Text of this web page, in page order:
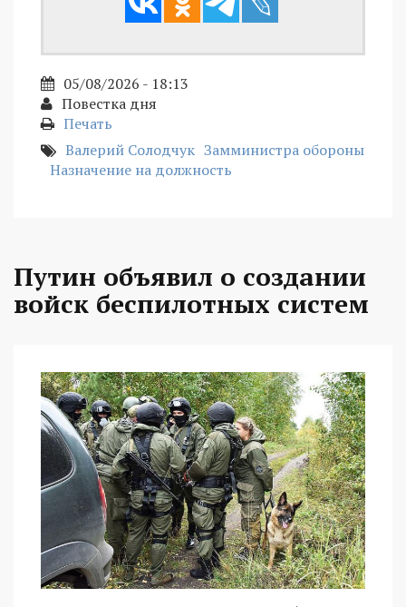
05/08/2026 - 18:13
Повестка дня
Печать
Валерий Солодчук Замминистра обороны
Назначение на должность
Путин объявил о создании
войск беспилотных систем